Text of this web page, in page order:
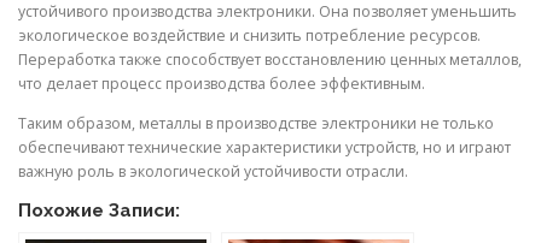
устойчивого производства электроники. Она позволяет уменьшить
экологическое воздействие и снизить потребление ресурсов.
Переработка также способствует восстановлению ценных металлов,
что делает процесс производства более эффективным.
Таким образом, металлы в производстве электроники не только
обеспечивают технические характеристики устройств, но и играют
важную роль в экологической устойчивости отрасли.
Похожие Записи: